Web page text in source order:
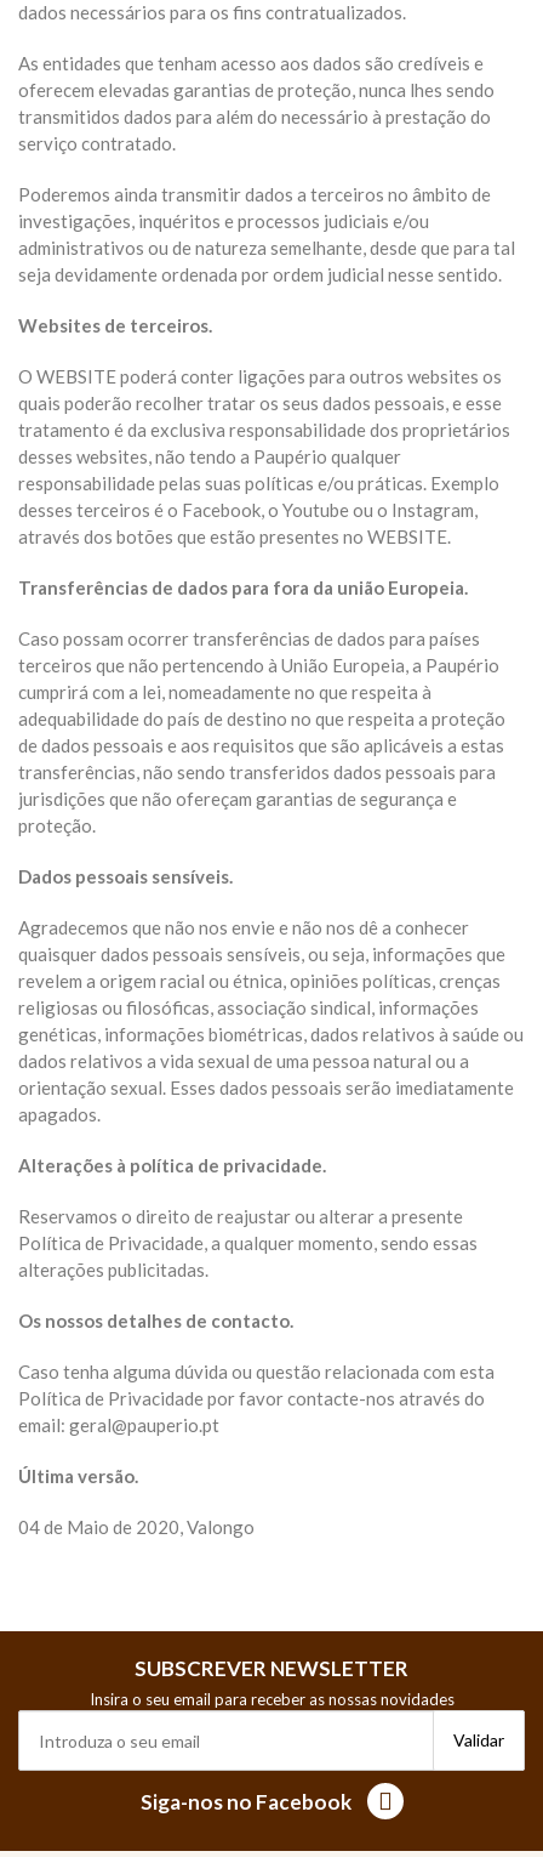
dados necessários para os fins contratualizados.
As entidades que tenham acesso aos dados são credíveis e
oferecem elevadas garantias de proteção, nunca lhes sendo
transmitidos dados para além do necessário à prestação do
serviço contratado.
Poderemos ainda transmitir dados a terceiros no âmbito de
investigações, inquéritos e processos judiciais e/ou
administrativos ou de natureza semelhante, desde que para tal
seja devidamente ordenada por ordem judicial nesse sentido.
Websites de terceiros.
O WEBSITE poderá conter ligações para outros websites os
quais poderão recolher tratar os seus dados pessoais, e esse
tratamento é da exclusiva responsabilidade dos proprietários
desses websites, não tendo a Paupério qualquer
responsabilidade pelas suas políticas e/ou práticas. Exemplo
desses terceiros é o Facebook, o Youtube ou o Instagram,
através dos botões que estão presentes no WEBSITE.
Transferências de dados para fora da união Europeia.
Caso possam ocorrer transferências de dados para países
terceiros que não pertencendo à União Europeia, a Paupério
cumprirá com a lei, nomeadamente no que respeita à
adequabilidade do país de destino no que respeita a proteção
de dados pessoais e aos requisitos que são aplicáveis a estas
transferências, não sendo transferidos dados pessoais para
jurisdições que não ofereçam garantias de segurança e
proteção.
Dados pessoais sensíveis.
Agradecemos que não nos envie e não nos dê a conhecer
quaisquer dados pessoais sensíveis, ou seja, informações que
revelem a origem racial ou étnica, opiniões políticas, crenças
religiosas ou filosóficas, associação sindical, informações
genéticas, informações biométricas, dados relativos à saúde ou
dados relativos a vida sexual de uma pessoa natural ou a
orientação sexual. Esses dados pessoais serão imediatamente
apagados.
Alterações à política de privacidade.
Reservamos o direito de reajustar ou alterar a presente
Política de Privacidade, a qualquer momento, sendo essas
alterações publicitadas.
Os nossos detalhes de contacto.
Caso tenha alguma dúvida ou questão relacionada com esta
Política de Privacidade por favor contacte-nos através do
email: geral@pauperio.pt
Última versão.
04 de Maio de 2020, Valongo
SUBSCREVER NEWSLETTER
Insira o seu email para receber as nossas novidades
Siga-nos no Facebook